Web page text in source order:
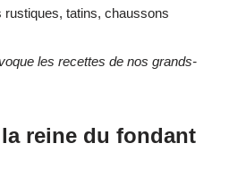
rustiques, tatins, chaussons
les recettes de nos grands-
reine du fondant